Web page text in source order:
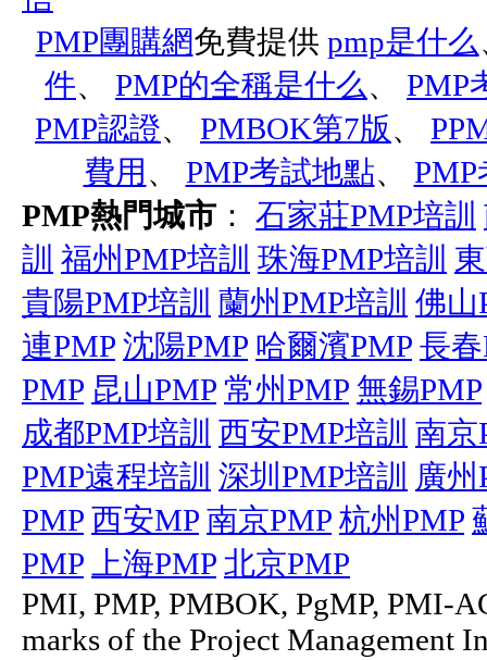
PMP團購網免費提供 pmp是什么
件、 PMP的全稱是什么、 PMP
PMP認證、 PMBOK第7版、
費用 、 PMP考試地點、
PMP熱門城市 ： 石家莊PMP培訓
訓 福州PMP培訓 珠海PMP培訓
貴陽PMP培訓 蘭州PMP培訓 佛山
連PMP 沈陽PMP 哈爾濱PMP 長春
PMP 昆山PMP 常州PMP 無錫PMP
成都PMP培訓 西安PMP培訓 南京
PMP遠程培訓 深圳PMP培訓 廣州
PMP 西安MP 南京PMP 杭州PMP
PMP
上海PMP 北京PMP
PMI, PMP, PMBOK, PgMP, PMI-
marks of the Project Management